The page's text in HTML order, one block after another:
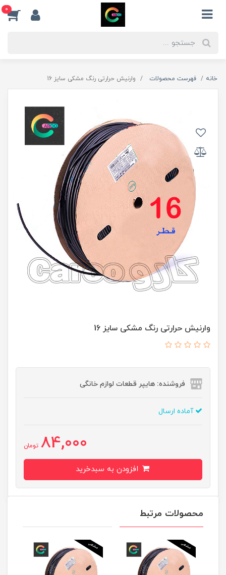
0
خانه فهرست محصولات وارنیش حرارتی رنگ مشکی سایز 16
وارنیش حرارتی رنگ مشکی سایز 16
فروشنده: هایپر قطعات لوازم خانگی
آماده ارسال
84,000 تومان
محصولات مرتبط